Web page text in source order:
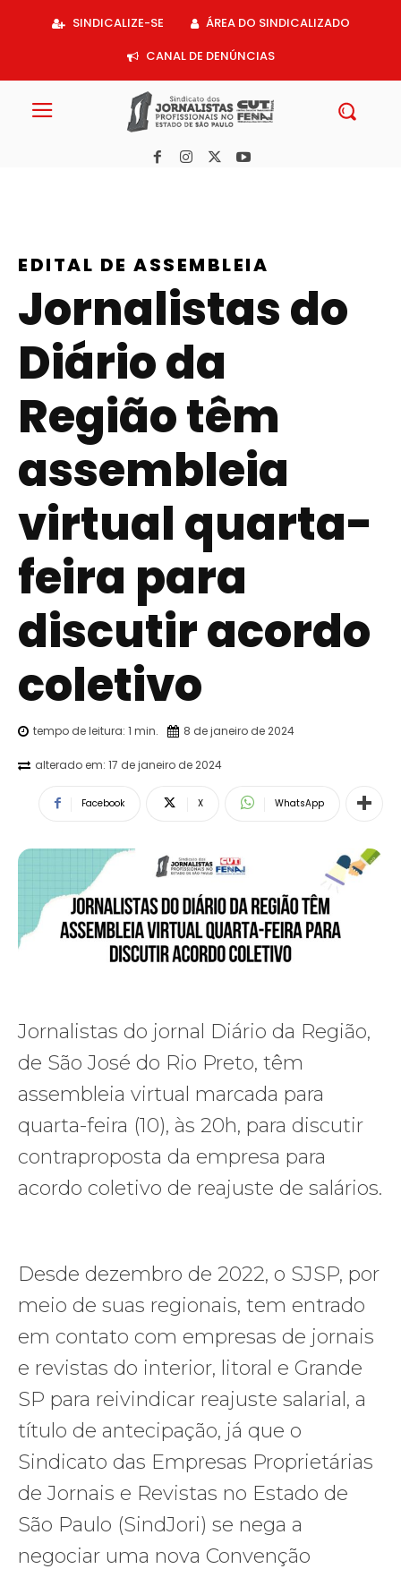
SINDICALIZE-SE
ÁREA DO SINDICALIZADO
CANAL DE DENÚNCIAS
EDITAL DE ASSEMBLEIA
Jornalistas do
Diário da
Região têm
assembleia
virtual quarta-
feira para
discutir acordo
coletivo
tempo de leitura: 1 min. 8 de janeiro de 2024
alterado em: 17 de janeiro de 2024
Facebook X WhatsApp
Jornalistas do jornal Diário da Região,
de São José do Rio Preto, têm
assembleia virtual marcada para
quarta-feira (10), às 20h, para discutir
contraproposta da empresa para
acordo coletivo de reajuste de salários.
Desde dezembro de 2022, o SJSP, por
meio de suas regionais, tem entrado
em contato com empresas de jornais
e revistas do interior, litoral e Grande
SP para reivindicar reajuste salarial, a
título de antecipação, já que o
Sindicato das Empresas Proprietárias
de Jornais e Revistas no Estado de
São Paulo (SindJori) se nega a
negociar uma nova Convenção